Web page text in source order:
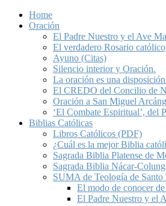
Home
Oración
El Padre Nuestro y el Ave
El verdadero Rosario
Ayuno (Citas)
Silencio interior y Oración.
La oración es una
El CREDO del Concilio de
Oración a San Miguel
‘El Combate Espiritual’, del
Biblias Católicas
Libros Católicos (PDF)
¿Cuál es la mejor Biblia
Sagrada Biblia Platense de
Sagrada Biblia Nácar-
SUMA de Teología de
El modo de conocer
El Padre Nuestro y el